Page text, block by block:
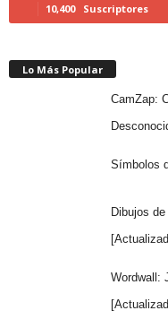
10,400 Suscriptores
Lo Más Popular
CamZap:
Símbolos
Dibujos
Wordwall: